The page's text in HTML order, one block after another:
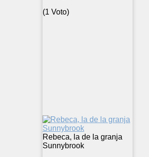
(1 Voto)
Rebeca, la de la granja
Sunnybrook